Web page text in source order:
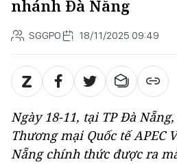
nhánh Đà Nẵng
SGGPO 18/11/2025 09:49
Ngày 18-11, tại TP Đà
Thương mại Quốc tế APEC
Nẵng chính thức được ra